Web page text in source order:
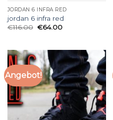
JORDAN 6 INFRA RED
jordan 6 infra red
€116.00 €64.00
Angebot!